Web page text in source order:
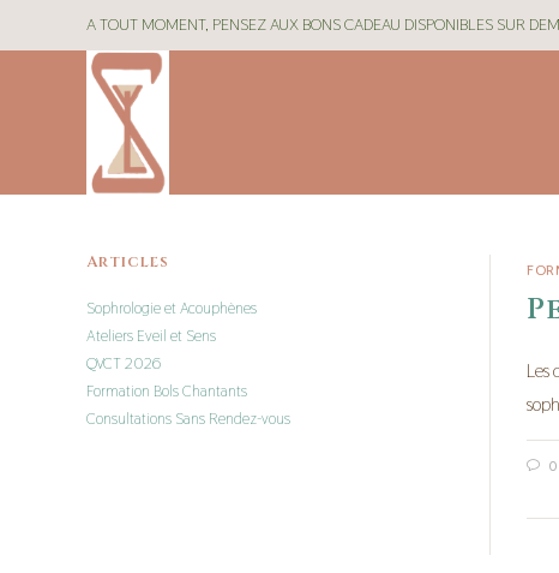
A TOUT MOMENT, PENSEZ AUX BONS CADEAU DISPONIBLES SUR
Les
0
Articles
Sophrologie et Acouphènes
Ateliers Eveil et Sens
QVCT 2026
Formation Bols Chantants
Consultations Sans Rendez-vous